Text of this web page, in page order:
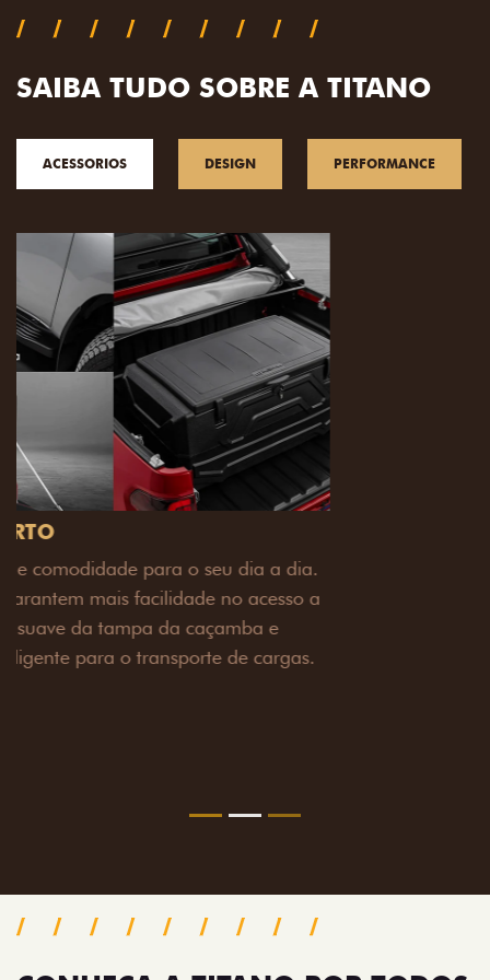
SAIBA TUDO SOBRE A TITANO
ACESSORIOS DESIGN PERFORMANCE
PACK OFF-ROAD
Prepare sua picape para qualquer desafio. O Pack
off-road combina engate de reboque para até 3,5
toneladas, alargadores de para-lamas e overbumper,
oferecendo mais capacidade de reboque, proteção
Pack tecnologia